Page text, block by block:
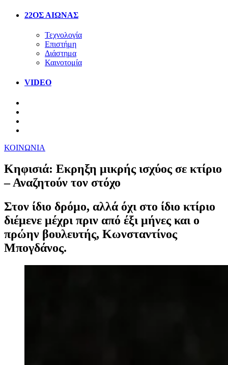
22ΟΣ ΑΙΩΝΑΣ
Τεχνολογία
Επιστήμη
Διάστημα
Καινοτομία
VIDEO
ΚΟΙΝΩΝΙΑ
Κηφισιά: Εκρηξη μικρής ισχύος σε κτίριο
– Αναζητούν τον στόχο
Στον ίδιο δρόμο, αλλά όχι στο ίδιο κτίριο
διέμενε μέχρι πριν από έξι μήνες και ο
πρώην βουλευτής, Κωνσταντίνος
Μπογδάνος.